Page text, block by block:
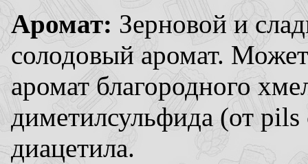
Аромат: Зерновой и
солодовый аромат.
аромат благородного
диметилсульфида (от
диацетила.